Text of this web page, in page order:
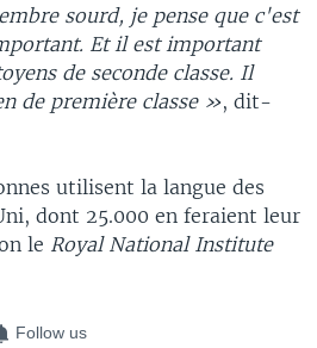
sourd, je pense que c'est
Et il est important
de seconde classe. Il
de première classe », dit-
utilisent la langue des
dont 25.000 en feraient leur
le Royal National Institute
Follow us